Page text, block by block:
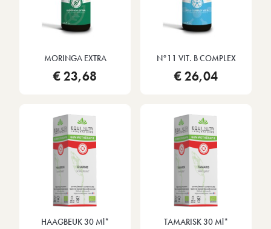
MORINGA EXTRA
€ 23,68
N°11 VIT. B COMPLEX
€ 26,04
HAAGBEUK 30 Ml* TAMARISK 30 Ml*